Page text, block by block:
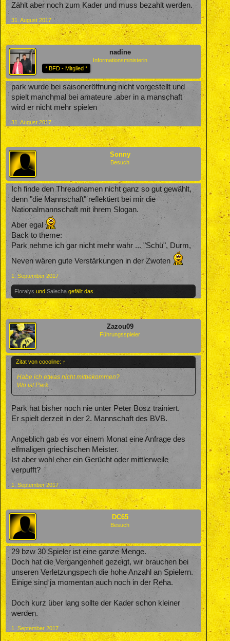
Zählt aber noch zum Kader und muss bezahlt werden.
31. August 2017
nadine
Informationsministerin
* BFD - Mitglied *
park wurde bei saisoneröffnung nicht vorgestellt und
spielt manchmal bei amateure .aber in a manschaft
wird er nicht mehr spielen
31. August 2017
Sonny
Besuch
Ich finde den Threadnamen nicht ganz so gut gewählt,
denn "die Mannschaft" reflektiert bei mir die
Nationalmannschaft mit ihrem Slogan.
Aber egal
Back to theme:
Park nehme ich gar nicht mehr wahr ... "Schü", Durm,
Neven wären gute Verstärkungen in der Zwoten
1. September 2017
Floralys und Salecha gefällt das.
Zazou09
Führungsspieler
Zitat von cocoline: ↑
Habe ich etwas nicht mitbekommen?
Wo ist Park
Park hat bisher noch nie unter Peter Bosz trainiert.
Er spielt derzeit in der 2. Mannschaft des BVB.
Angeblich gab es vor einem Monat eine Anfrage des
elfmaligen griechischen Meister.
Ist aber wohl eher ein Gerücht oder mittlerweile
verpufft?
1. September 2017
DC65
Besuch
29 bzw 30 Spieler ist eine ganze Menge.
Doch hat die Vergangenheit gezeigt, wir brauchen bei
unseren Verletzungspech die hohe Anzahl an Spielern.
Einige sind ja momentan auch noch in der Reha.
Doch kurz über lang sollte der Kader schon kleiner
werden.
1. September 2017